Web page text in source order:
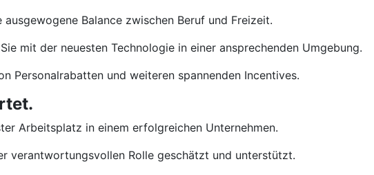
ausgewogene Balance zwischen Beruf und Freizeit.
mit der neuesten Technologie in einer ansprechenden Umgebung.
Personalrabatten und weiteren spannenden Incentives.
Arbeitsplatz in einem erfolgreichen Unternehmen.
verantwortungsvollen Rolle geschätzt und unterstützt.